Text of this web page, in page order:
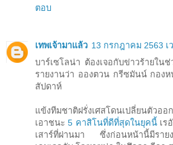
ตอบ
เทพเจ้ามาแล้ว 13 กรกฎาคม 2563 เ
บาร์เซโลน่า ต้องเจอกับข่าวร้ายใน
รายงานว่า อองตวน กรีซมันน์ กองห
สัปดาห์
แข้งทีมชาติฝรั่งเศสโดนเปลี่ยนตัวออ
เอาชนะ5 คาสิโนที่ดีที่สุดในยุคนี้เร
เสาร์ที่ผ่านมา ซึ่งก่อนหน้านี้มีรายง